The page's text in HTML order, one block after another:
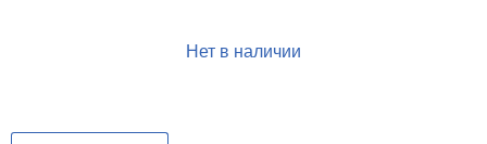
Нет в наличии